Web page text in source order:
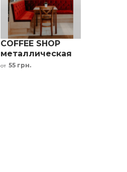
COFFEE SHOP
металлическая
табличка для
от 55 грн.